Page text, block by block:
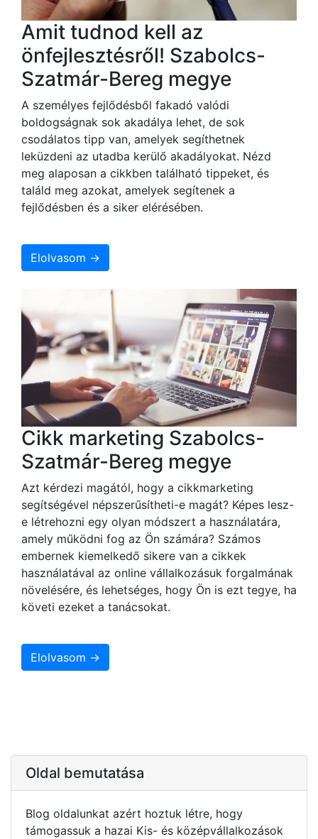
Amit tudnod kell az
önfejlesztésről! Szabolcs-
Szatmár-Bereg megye
A személyes fejlődésből fakadó valódi
boldogságnak sok akadálya lehet, de sok
csodálatos tipp van, amelyek segíthetnek
leküzdeni az utadba kerülő akadályokat. Nézd
meg alaposan a cikkben található tippeket, és
találd meg azokat, amelyek segítenek a
fejlődésben és a siker elérésében.
Elolvasom →
Cikk marketing Szabolcs-
Szatmár-Bereg megye
Azt kérdezi magától, hogy a cikkmarketing
segítségével népszerűsítheti-e magát? Képes lesz-
e létrehozni egy olyan módszert a használatára,
amely működni fog az Ön számára? Számos
embernek kiemelkedő sikere van a cikkek
használatával az online vállalkozásuk forgalmának
növelésére, és lehetséges, hogy Ön is ezt tegye, ha
követi ezeket a tanácsokat.
Elolvasom →
Oldal bemutatása
Blog oldalunkat azért hoztuk létre, hogy
támogassuk a hazai Kis- és középvállalkozások